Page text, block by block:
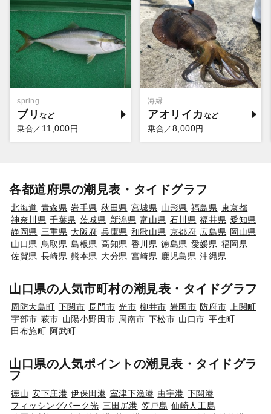
spring
ブリ
乗合／ 11,000円
海縁
アオリイカ
乗合／ 8,000円
各都道府県の潮見表・タイドグラフ
北海道 青森県 岩手県 秋田県 宮城県 山形県 福島県 東京都
神奈川県 千葉県 茨城県 新潟県 富山県 石川県 福井県 愛知県
静岡県 三重県 大阪府 兵庫県 和歌山県 京都府 広島県 岡山県
山口県 鳥取県 島根県 高知県 香川県 徳島県 愛媛県 福岡県
佐賀県 長崎県 熊本県 大分県 宮崎県 鹿児島県 沖縄県
山口県の人気市町村の潮見表・タイドグラフ
周防大島町 下関市 長門市 光市 柳井市 岩国市 防府市
上関町
宇部市 萩市 山陽小野田市 周南市 下松市 山口市 平生町
田布施町 阿武町
山口県の人気ポイントの潮見表・タイドグラ
フ
徳山 安下庄港 伊保田港 室津下漁港 由宇港 下関港
フィッシングパーク光 三田尻港 笠戸島 仙崎人工島